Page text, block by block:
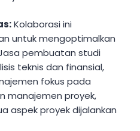
Kolaborasi ini
untuk mengoptimalkan
pembuatan studi
teknis dan finansial,
fokus pada
manajemen proyek,
aspek proyek dijalankan